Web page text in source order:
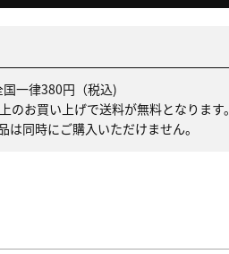
一律380円（税込)
のお買い上げで送料が無料となります。
同時にご購入いただけません。